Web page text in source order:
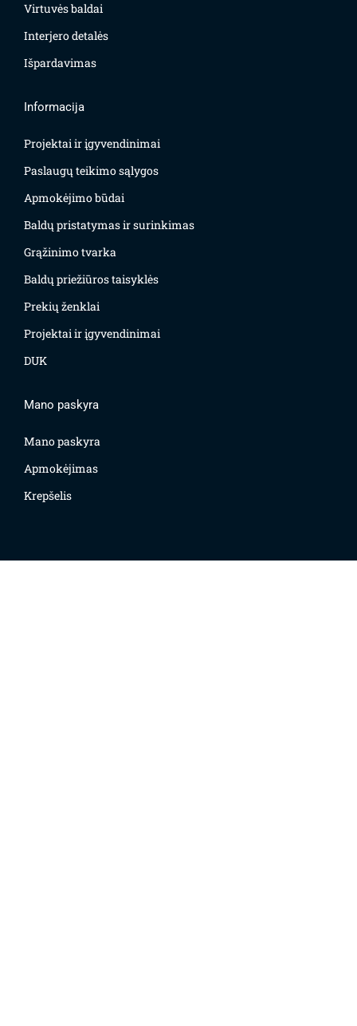
Virtuvės baldai
Interjero detalės
Išpardavimas
Informacija
Projektai ir įgyvendinimai
Paslaugų teikimo sąlygos
Apmokėjimo būdai
Baldų pristatymas ir surinkimas
Grąžinimo tvarka
Baldų priežiūros taisyklės
Prekių ženklai
Projektai ir įgyvendinimai
DUK
Mano paskyra
Mano paskyra
Apmokėjimas
Krepšelis